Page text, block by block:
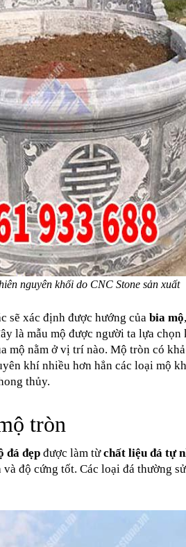
nguyên khối do CNC Stone sản xuất
sẽ xác định được hướng của bia mộ
là mẫu mộ được người ta lựa chọn
mộ nằm ở vị trí nào. Mộ tròn có
khí nhiều hơn hẳn các loại mộ
thủy.
tròn
đá đẹp được làm từ chất liệu đá tự
và độ cứng tốt. Các loại đá thường